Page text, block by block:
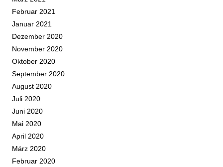
Februar 2021
Januar 2021
Dezember 2020
November 2020
Oktober 2020
September 2020
August 2020
Juli 2020
Juni 2020
Mai 2020
April 2020
März 2020
Februar 2020